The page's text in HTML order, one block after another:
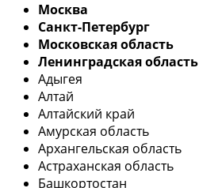
Москва
Санкт-Петербург
Московская область
Ленинградская область
Адыгея
Алтай
Алтайский край
Амурская область
Архангельская область
Астраханская область
Башкортостан